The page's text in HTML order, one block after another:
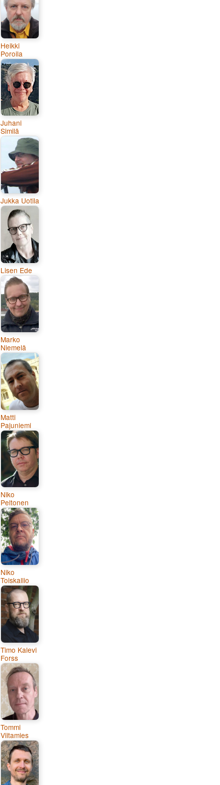
Heikki
Poroila
Juhani
Similä
Jukka Uotila
Lisen Ede
Marko
Niemelä
Matti
Pajuniemi
Niko
Peltonen
Niko
Toiskallio
Timo Kalevi
Forss
Tommi
Viitamies